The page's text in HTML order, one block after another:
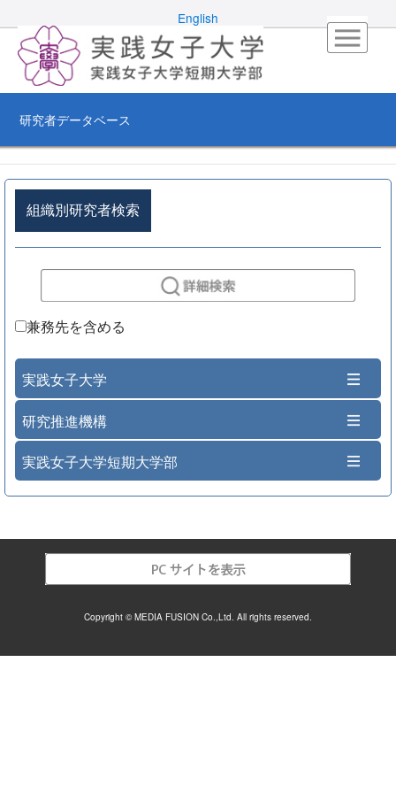
English
研究者データベース
組織別研究者検索
兼務先を含める
実践女子大学
研究推進機構
実践女子大学短期大学部
Copyright © MEDIA FUSION Co.,Ltd. All rights reserved.